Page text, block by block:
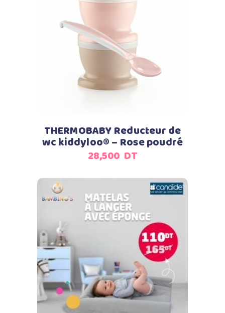
Ajouter au panier
THERMOBABY Reducteur de
wc kiddyloo® – Rose poudré
28,500 DT
Ajouter au panier